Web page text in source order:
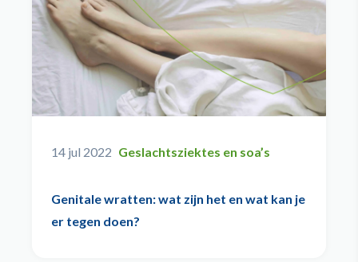
Genitale wratten: wat zijn het en wat kan je
er tegen doen?
14 jul 2022 Geslachtsziektes en soa’s